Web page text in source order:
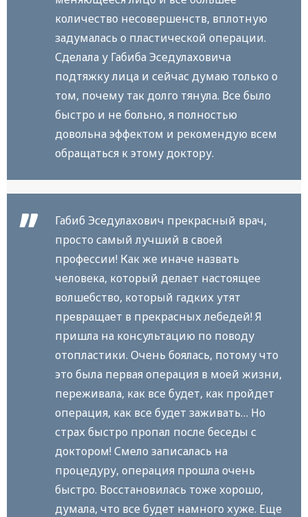
количество несовершенств, вплотную
задумалась о пластической операции.
Сделала у Габиба Эседулаховича
подтяжку лица и сейчас думаю только о
том, почему так долго тянула. Все было
быстро и не больно, я полностью
довольна эффектом и рекомендую всем
обращаться к этому доктору.
Габиб Эседулахович прекрасный врач,
просто самый лучший в своей
профессии! Как же иначе назвать
человека, который делает настоящее
волшебство, который гадких утят
превращает в прекрасных лебедей! Я
пришла на консультацию по поводу
отопластики. Очень боялась, потому что
это была первая операция в моей жизни,
переживала, как все будет, как пройдет
операция, как все будет заживать… Но
страх быстро пропал после беседы с
доктором! Смело записалась на
процедуру, операция прошла очень
быстро. Восстановилась тоже хорошо,
думала, что все будет намного хуже. Еще